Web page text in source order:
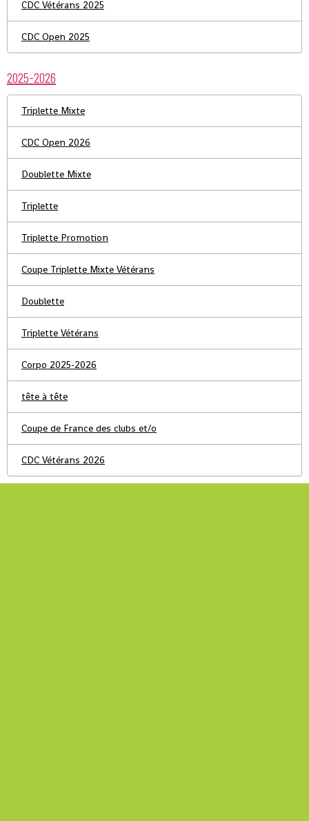
CDC Vétérans 2025
CDC Open 2025
2025-2026
Triplette Mixte
CDC Open 2026
Doublette Mixte
Triplette
Triplette Promotion
Coupe Triplette Mixte Vétérans
Doublette
Triplette Vétérans
Corpo 2025-2026
tête à tête
Coupe de France des clubs et/o
CDC Vétérans 2026